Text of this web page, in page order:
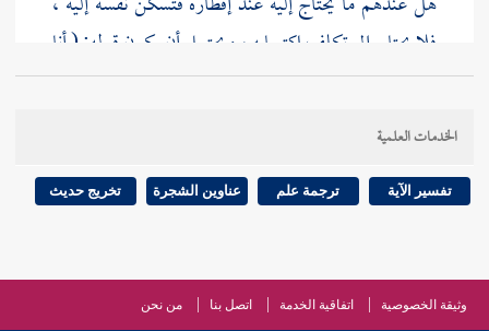
فلا يحتاج إلى تكلف اكتسابه ، ويحتمل أن يكون قوله: ( أنا
صائم ) ; أي : لم آكل بعد شيئا ، فيكون صائما لغة .
و ( الزور ) : الزوار ، قال
الواحد والجماعة فيه سواء . وقيل : الزور : المصدر ، وبه
وقوم صوم وعدل ، ونحوهللخطابي.
الخدمات العلمية
تفسير الآية ترجمة علم عناوين الشجرة تخريج حديث
وثيقة الخصوصية اتفاقية الخدمة اتصل بنا من نحن